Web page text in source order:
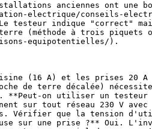
anciennes ont une
electrique/conseils-
testeur indique "correct"
(méthode à trois
equipotentielles/).
de terre décalée)
**Peut-on utiliser un
sur tout réseau 230 V
Vérifier que la tension
sur une prise ?** Oui.